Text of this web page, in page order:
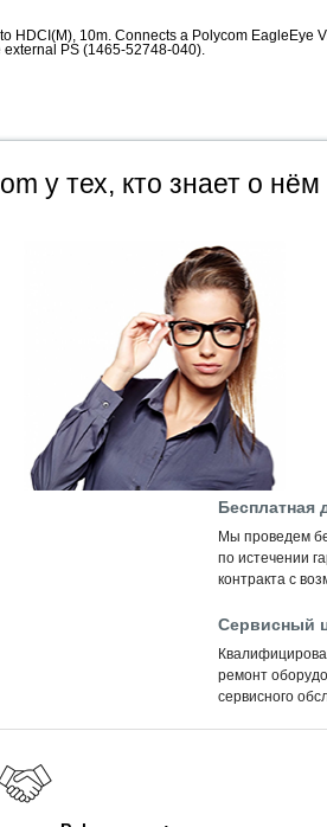
HDCI(M), 10m. Connects a Polycom EagleEye
PS (1465-52748-040).
у тех, кто знает о нём
Бесплатная
Мы проведем
по истечении
контракта с
Сервисный
ремонт
сервисного